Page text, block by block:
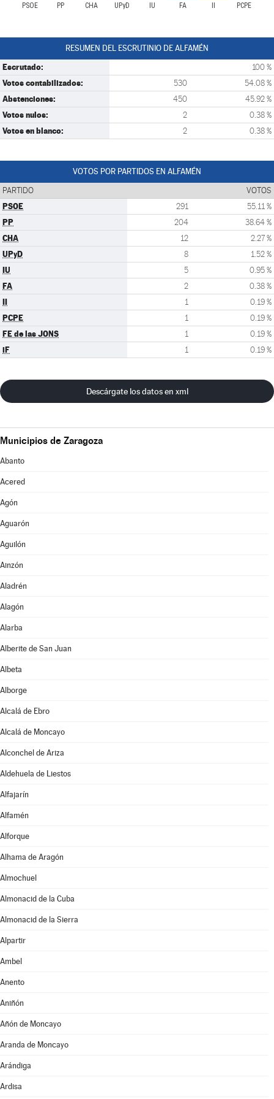
PSOE PP CHA UPyD IU FA PCPE
RESUMEN DEL ESCRUTINIO DE ALFAMÉN
Escrutado: 100 %
Votos contabilizados: 530 54.08 %
Abstenciones: 450 45.92 %
Votos nulos: 2 0.38 %
Votos en blanco: 2 0.38 %
VOTOS POR PARTIDOS EN ALFAMÉN
PARTIDO VOTOS
PSOE 291 55.11 %
PP 204 38.64 %
CHA 12 2.27 %
UPyD 8 1.52 %
IU 5 0.95 %
FA 2 0.38 %
II 1 0.19 %
PCPE 1 0.19 %
FE de las JONS 1 0.19 %
iF 1 0.19 %
Descárgate los datos en xml
Municipios de Zaragoza
Abanto
Acered
Agón
Aguarón
Aguilón
Ainzón
Aladrén
Alagón
Alarba
Alberite de San Juan
Albeta
Alborge
Alcalá de Ebro
Alcalá de Moncayo
Alconchel de Ariza
Aldehuela de Liestos
Alfajarín
Alfamén
Alforque
Alhama de Aragón
Almochuel
Almonacid de la Cuba
Almonacid de la Sierra
Alpartir
Ambel
Anento
Aniñón
Añón de Moncayo
Aranda de Moncayo
Arándiga
Ardisa